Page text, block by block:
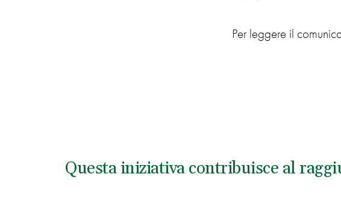
Per leggere il
Questa iniziativa contribuisce al